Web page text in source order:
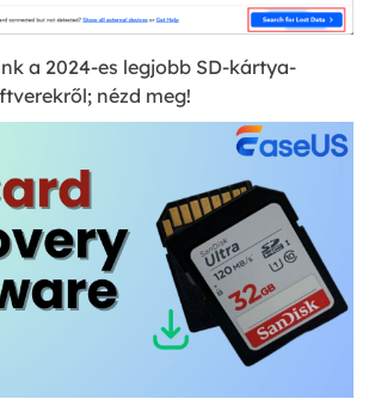
a 2024-es legjobb SD-kártya-
nézd meg!